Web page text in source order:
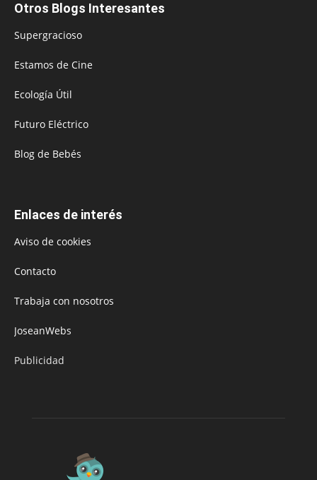
Otros Blogs Interesantes
Supergracioso
Estamos de Cine
Ecología Útil
Futuro Eléctrico
Blog de Bebés
Enlaces de interés
Aviso de cookies
Contacto
Trabaja con nosotros
JoseanWebs
Publicidad